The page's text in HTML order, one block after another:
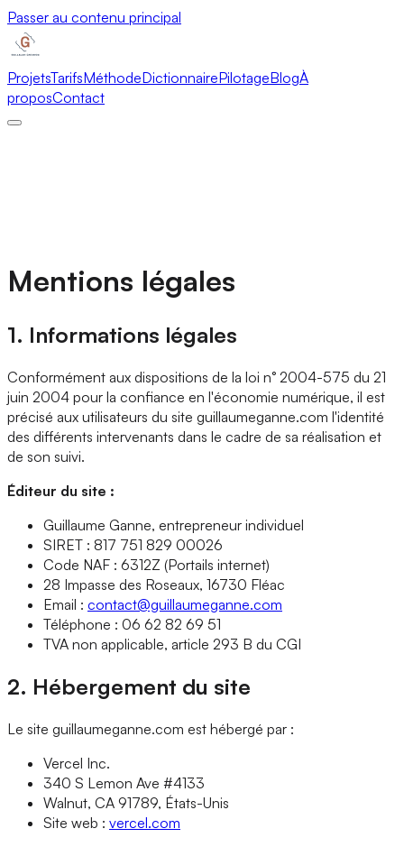
Passer au contenu principal
ProjetsTarifsMéthodeDictionnairePilotageBlogÀ
proposContact
Mentions légales
1. Informations légales
Conformément aux dispositions de la loi n° 2004-575 du 21
juin 2004 pour la confiance en l'économie numérique, il est
précisé aux utilisateurs du site guillaumeganne.com l'identité
des différents intervenants dans le cadre de sa réalisation et
de son suivi.
Éditeur du site :
Guillaume Ganne, entrepreneur individuel
SIRET : 817 751 829 00026
Code NAF : 6312Z (Portails internet)
28 Impasse des Roseaux, 16730 Fléac
Email : contact@guillaumeganne.com
Téléphone : 06 62 82 69 51
TVA non applicable, article 293 B du CGI
2. Hébergement du site
Le site guillaumeganne.com est hébergé par :
Vercel Inc.
340 S Lemon Ave #4133
Walnut, CA 91789, États-Unis
Site web : vercel.com